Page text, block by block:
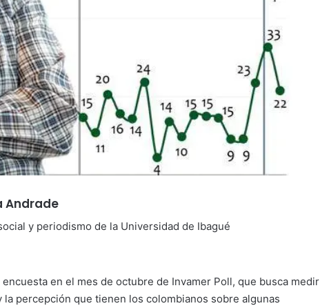
Andrade
y periodismo de la Universidad de Ibagué
en el mes de octubre de Invamer Poll, que busca medir
percepción que tienen los colombianos sobre algunas